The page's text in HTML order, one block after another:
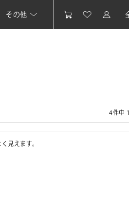
その他
4件中 1
見えます。